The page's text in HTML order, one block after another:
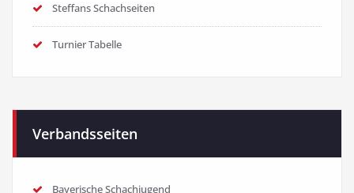
Steffans Schachseiten
Turnier Tabelle
Verbandsseiten
Bayerische Schachjugend